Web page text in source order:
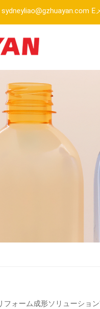
E
フォーム成形ソリューショ